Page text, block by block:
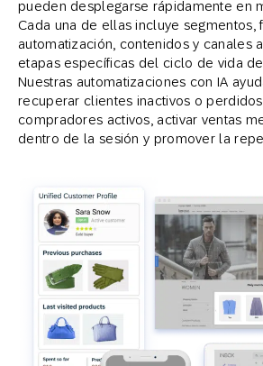
pueden desplegarse rápidamente en
Cada una de ellas incluye segmentos,
automatización, contenidos y canales
etapas específicas del ciclo de vida
Nuestras automatizaciones con IA
recuperar clientes inactivos o
compradores activos, activar ventas
dentro de la sesión y promover la